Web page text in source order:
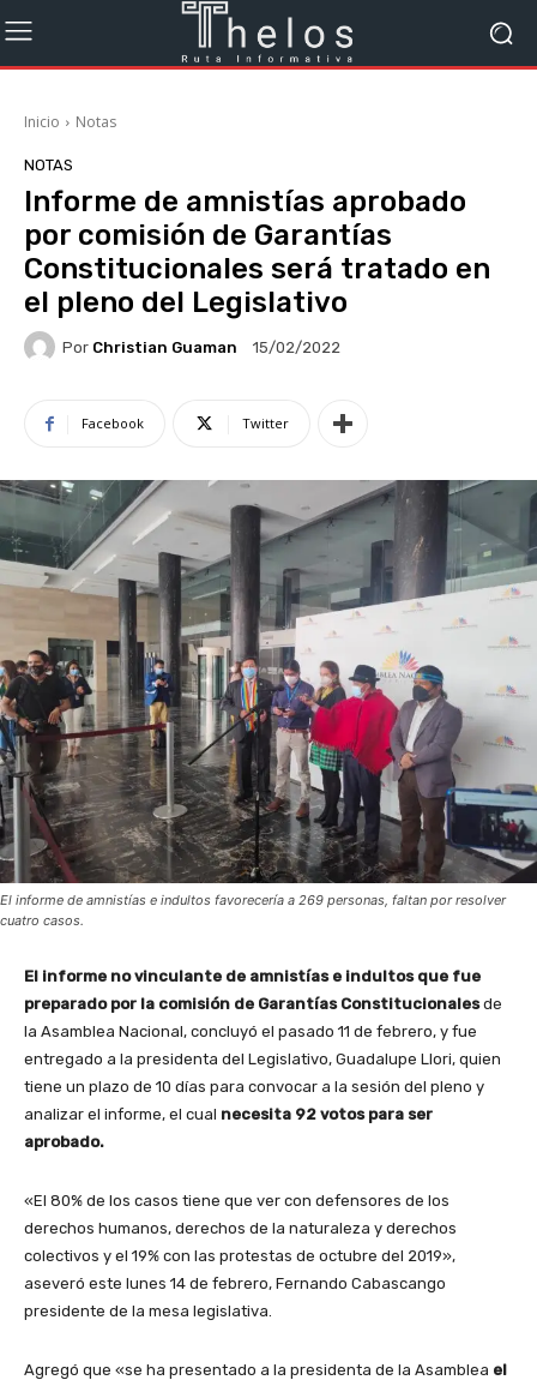
Inicio Notas
NOTAS
Informe de amnistías aprobado
por comisión de Garantías
Constitucionales será tratado en
el pleno del Legislativo
Por Christian Guaman 15/02/2022
Facebook Twitter
El informe de amnistías e indultos favorecería a 269 personas, faltan por resolver
cuatro casos.
El informe no vinculante de amnistías e indultos que fue
preparado por la comisión de Garantías Constitucionalesde
la Asamblea Nacional, concluyó el pasado 11 de febrero, y fue
entregado a la presidenta del Legislativo, Guadalupe Llori, quien
tiene un plazo de 10 días para convocar a la sesión del pleno y
analizar el informe, el cual necesita 92 votos para ser
aprobado.
«El 80% de los casos tiene que ver con defensores de los
derechos humanos, derechos de la naturaleza y derechos
colectivos y el 19% con las protestas de octubre del 2019»,
aseveró este lunes 14 de febrero, Fernando Cabascango
presidente de la mesa legislativa.
Agregó que «se ha presentado a la presidenta de la Asamblea el